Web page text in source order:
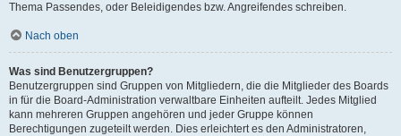
Thema Passendes, oder Beleidigendes bzw. Angreifendes schreiben.
Nach oben
Was sind Benutzergruppen?
Benutzergruppen sind Gruppen von Mitgliedern, die die Mitglieder des Boards
in für die Board-Administration verwaltbare Einheiten aufteilt. Jedes Mitglied
kann mehreren Gruppen angehören und jeder Gruppe können
Berechtigungen zugeteilt werden. Dies erleichtert es den Administratoren,